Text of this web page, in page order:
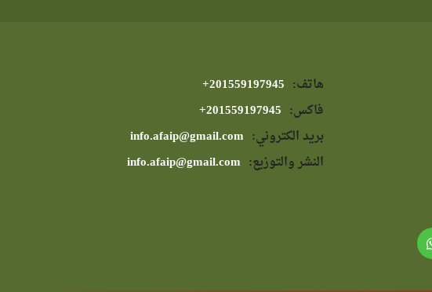
هاتف:
فاكس:
بريد الكتروني:
النشر والتوزيع: